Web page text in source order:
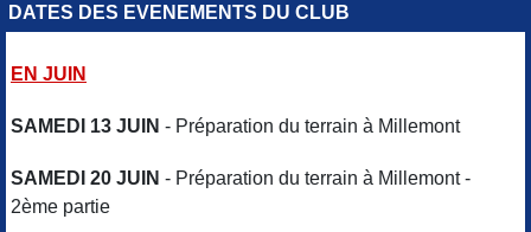
DATES DES EVENEMENTS DU CLUB
EN JUIN
SAMEDI 13 JUIN - Préparation du terrain à Millemont
SAMEDI 20 JUIN - Préparation du terrain à Millemont -
2ème partie